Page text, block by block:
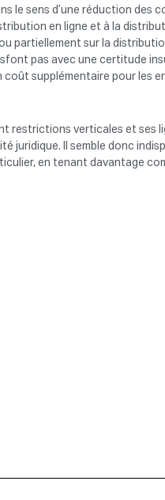
le sens d’une réduction des
en ligne et à la
partiellement sur la
pas avec une certitude
coût supplémentaire pour les
restrictions verticales et ses
juridique. Il semble donc
en tenant davantage